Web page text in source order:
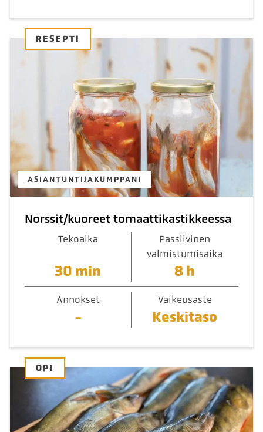
RESEPTI
ASIANTUNTIJAKUMPPANI
Norssit/kuoreet tomaattikastikkeessa
Tekoaika
30 min
Passiivinen
valmistumisaika
8 h
Annokset
-
Vaikeusaste
Keskitaso
OPI